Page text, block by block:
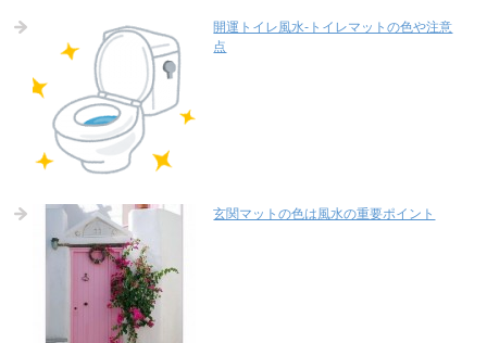
開運トイレ風水-トイレマットの色や注意
点
玄関マットの色は風水の重要ポイント